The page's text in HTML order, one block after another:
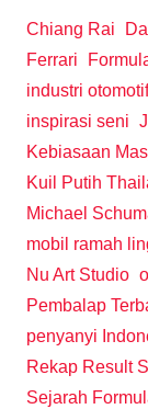
Chiang Rai
Ferrari
industri otomotif
inspirasi seni
Kebiasaan
Kuil Putih
Michael
mobil ramah
Nu Art Studio
Pembalap
penyanyi
Rekap Result
Sejarah